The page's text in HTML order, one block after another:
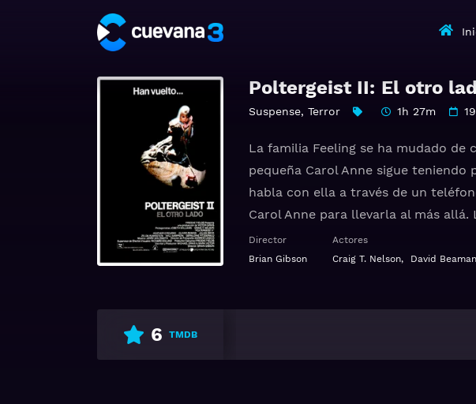
Poltergeist II: El otro
Suspense, Terror 1h 27m
La familia Feeling se ha mudado de
pequeña Carol Anne sigue
habla con ella a través de un
Carol Anne para llevarla al más
Ver Poltergeist II: The Other Side
Director
Brian Gibson
Actores
Craig T. Nelson, David Beaman
6 TMDB